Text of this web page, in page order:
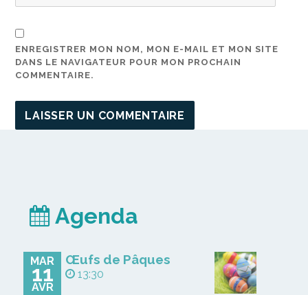
ENREGISTRER MON NOM, MON E-MAIL ET MON SITE
DANS LE NAVIGATEUR POUR MON PROCHAIN
COMMENTAIRE.
Agenda
MAR
11
AVR
Œufs de Pâques
13:30